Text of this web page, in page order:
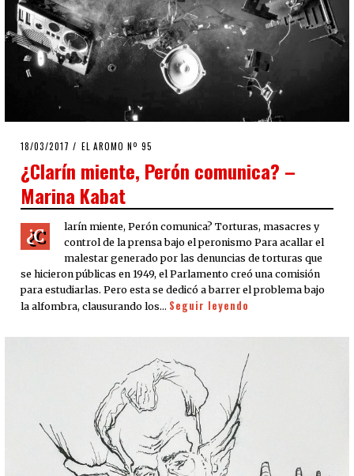
POSTED
18/03/2017 21/03/2017
EL AROMO Nº 95
¿Clarín miente, Perón comunica? –
Marina Kabat
¿C
larín miente, Perón comunica? Torturas, masacres y
control de la prensa bajo el peronismo Para acallar el
malestar generado por las denuncias de torturas que
se hicieron públicas en 1949, el Parlamento creó una comisión
para estudiarlas. Pero esta se dedicó a barrer el problema bajo
la alfombra, clausurando los… Seguir leyendo